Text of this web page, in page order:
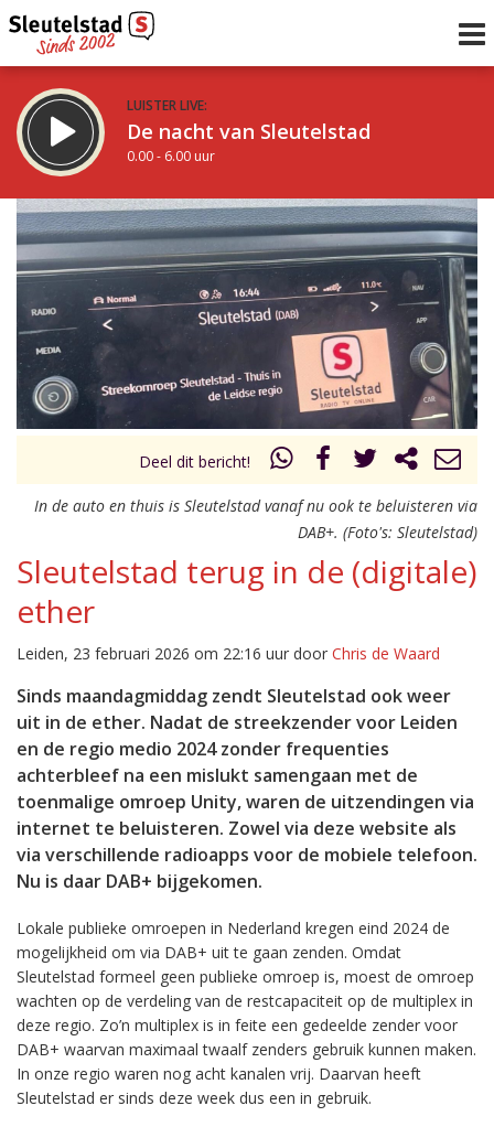
LUISTER LIVE:
De nacht van Sleutelstad
0.00 - 6.00 uur
STRAKS:
De ochtend van Sleutelstad
6.00 - 12.00 uur
Vorig uur
uur 1 van 0 Volgend uur
Deel dit bericht!
In de auto en thuis is Sleutelstad vanaf nu ook te beluisteren via
DAB+. (Foto's: Sleutelstad)
Sleutelstad terug in de (digitale)
ether
Leiden, 23 februari 2026 om 22:16 uur door Chris de Waard
Sinds maandagmiddag zendt Sleutelstad ook weer
uit in de ether. Nadat de streekzender voor Leiden
en de regio medio 2024 zonder frequenties
achterbleef na een mislukt samengaan met de
toenmalige omroep Unity, waren de uitzendingen via
internet te beluisteren. Zowel via deze website als
via verschillende radioapps voor de mobiele telefoon.
Nu is daar DAB+ bijgekomen.
Lokale publieke omroepen in Nederland kregen eind 2024 de
mogelijkheid om via DAB+ uit te gaan zenden. Omdat
Sleutelstad formeel geen publieke omroep is, moest de omroep
wachten op de verdeling van de restcapaciteit op de multiplex in
deze regio. Zo’n multiplex is in feite een gedeelde zender voor
DAB+ waarvan maximaal twaalf zenders gebruik kunnen maken.
In onze regio waren nog acht kanalen vrij. Daarvan heeft
Sleutelstad er sinds deze week dus een in gebruik.